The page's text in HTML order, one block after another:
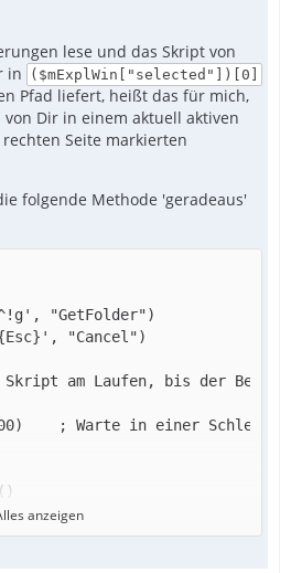
lese und das Skript von
in ($mExplWin["selected"])[0]
Pfad liefert, heißt das für mich,
von Dir in einem aktuell aktiven
Seite markierten
folgende Methode 'geradeaus'
anzeigen